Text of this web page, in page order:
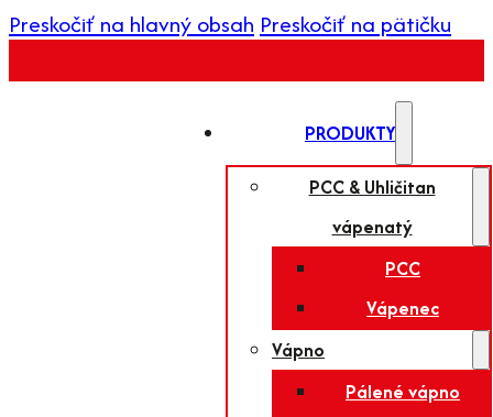
Preskočiť na hlavný obsah Preskočiť na pätičku
PRODUKTY
PCC & Uhličitan
vápenatý
PCC
Vápenec
Vápno
Pálené vápno